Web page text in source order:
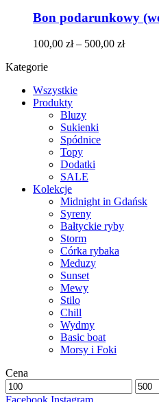
Bon podarunkowy
100,00 zł– 500,00 zł
Kategorie
Wszystkie
Produkty
Bluzy
Sukienki
Spódnice
Topy
Dodatki
SALE
Kolekcje
Midnight in Gdańsk
Syreny
Bałtyckie ryby
Storm
Córka rybaka
Meduzy
Sunset
Mewy
Stilo
Chill
Wydmy
Basic boat
Morsy i Foki
Cena